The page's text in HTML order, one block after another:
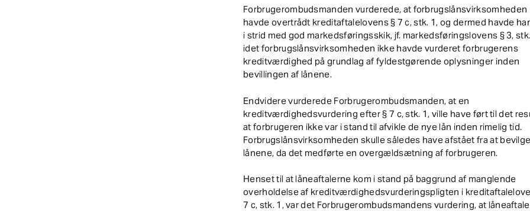
Forbrugerombudsmanden vurderede, at forbrugslånsvirksomheden
havde overtrådt kreditaftalelovens § 7 c, stk. 1, og dermed havde
i strid med god markedsføringsskik, jf. markedsføringslovens § 3,
idet forbrugslånsvirksomheden ikke havde vurderet forbrugerens
kreditværdighed på grundlag af fyldestgørende oplysninger inden
bevillingen af lånene.
Endvidere vurderede Forbrugerombudsmanden, at en
kreditværdighedsvurdering efter § 7 c, stk. 1, ville have ført til det
at forbrugeren ikke var i stand til afvikle de nye lån inden rimelig tid.
Forbrugslånsvirksomheden skulle således have afstået fra at bevilge
lånene, da det medførte en overgældsætning af forbrugeren.
Henset til at låneaftalerne kom i stand på baggrund af manglende
overholdelse af kreditværdighedsvurderingspligten i
7 c, stk. 1, var det Forbrugerombudsmandens vurdering, at